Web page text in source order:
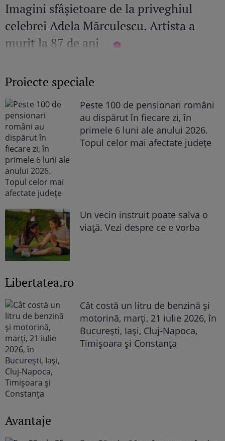
Imagini sfâșietoare de la priveghiul
celebrei Adela Mărculescu. Artista a
murit la 87 de ani
Proiecte speciale
Peste 100 de pensionari români
au dispărut în fiecare zi, în
primele 6 luni ale anului 2026.
Topul celor mai afectate județe
Un vecin instruit poate salva o
viață. Vezi despre ce e vorba
Libertatea.ro
Cât costă un litru de benzină și
motorină, marți, 21 iulie 2026, în
București, Iași, Cluj-Napoca,
Timișoara și Constanța
Avantaje